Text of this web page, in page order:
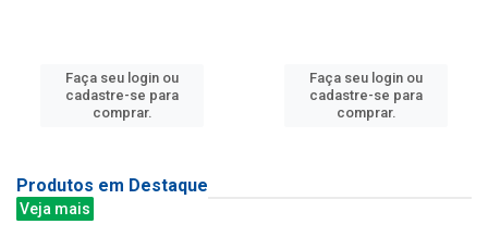
Faça seu login ou
cadastre-se para
comprar.
Faça seu login ou
cadastre-se para
comprar.
Produtos em Destaque
Veja mais